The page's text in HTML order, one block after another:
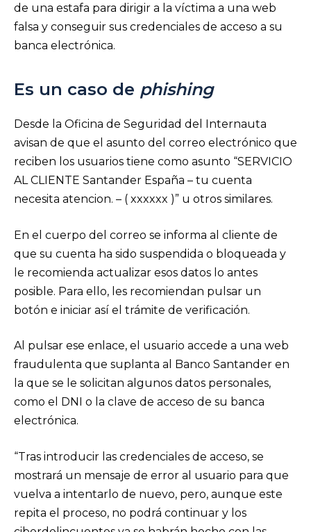
de una estafa para dirigir a la víctima a una web
falsa y conseguir sus credenciales de acceso a su
banca electrónica.
Es un caso de phishing
Desde la Oficina de Seguridad del Internauta
avisan de que el asunto del correo electrónico que
reciben los usuarios tiene como asunto “SERVICIO
AL CLIENTE Santander España – tu cuenta
necesita atencion. – ( xxxxxx )” u otros similares.
En el cuerpo del correo se informa al cliente de
que su cuenta ha sido suspendida o bloqueada y
le recomienda actualizar esos datos lo antes
posible. Para ello, les recomiendan pulsar un
botón e iniciar así el trámite de verificación.
Al pulsar ese enlace, el usuario accede a una web
fraudulenta que suplanta al Banco Santander en
la que se le solicitan algunos datos personales,
como el DNI o la clave de acceso de su banca
electrónica.
“Tras introducir las credenciales de acceso, se
mostrará un mensaje de error al usuario para que
vuelva a intentarlo de nuevo, pero, aunque este
repita el proceso, no podrá continuar y los